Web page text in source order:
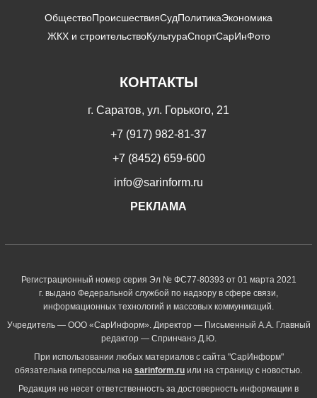
ОбществоПроисшествияСудПолитикаЭкономика
ЖКХ и строительствоКультураСпортСарИнФото
КОНТАКТЫ
г. Саратов, ул. Горького, 21
+7 (917) 982-81-37
+7 (8452) 659-600
info@sarinform.ru
РЕКЛАМА
Регистрационный номер серия Эл № ФС77-80393 от 01 марта 2021
г. выдано Федеральной службой по надзору в сфере связи,
информационных технологий и массовых коммуникаций.
Учредитель — ООО «СарИнформ». Директор — Письменный А.А. Главный
редактор — Спринчанэ Д.Ю.
При использовании любых материалов с сайта "СарИнформ"
обязательна гиперссылка на sarinform.ru или на страницу с новостью.
Редакция не несет ответственность за достоверность информации в